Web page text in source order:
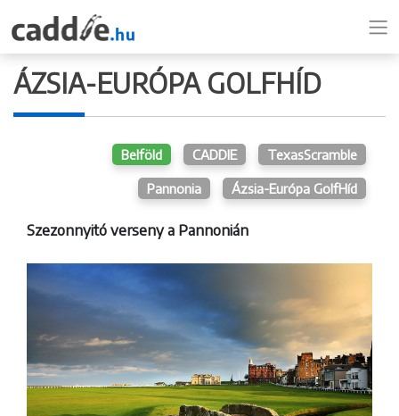
ÁZSIA-EURÓPA GOLFHÍD
TexasScramble
CADDIE
Belföld
Ázsia-Európa GolfHíd
Pannonia
Szezonnyitó verseny a Pannonián